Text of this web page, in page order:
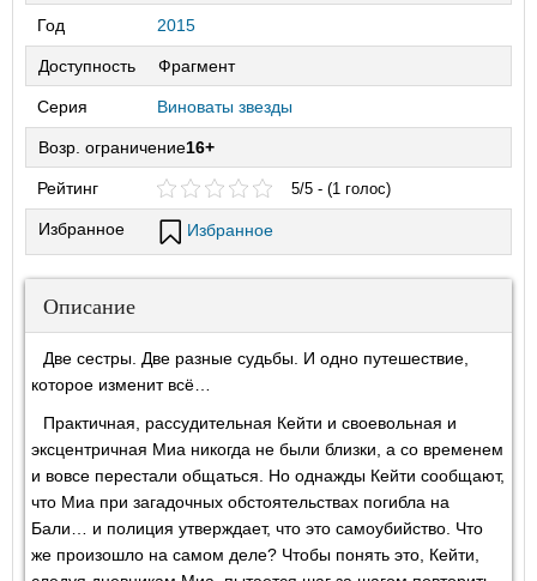
Год 2015
Доступность Фрагмент
Серия Виноваты звезды
Возр. ограничение16+
Рейтинг 5/5 - (1 голос)
Избранное Избранное
Описание
Две сестры. Две разные судьбы. И одно путешествие,
которое изменит всё…
Практичная, рассудительная Кейти и своевольная и
эксцентричная Миа никогда не были близки, а со временем
и вовсе перестали общаться. Но однажды Кейти сообщают,
что Миа при загадочных обстоятельствах погибла на
Бали… и полиция утверждает, что это самоубийство. Что
же произошло на самом деле? Чтобы понять это, Кейти,